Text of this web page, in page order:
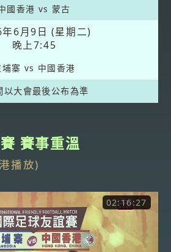
國香港 vs 蒙古
6月9日 (星期二)
晚上7:45
埔寨 vs 中國香港
大會最後公布為準
賽事重溫
播放)
02:16:27